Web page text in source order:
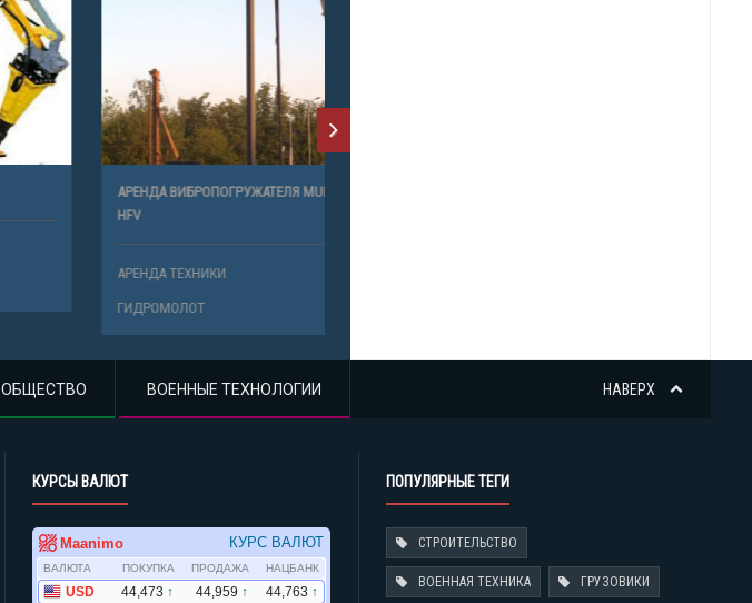
АРЕНДА ВИБРОПОГРУЖАТЕЛЯ MULLER MS-24
АРЕНДА ТЕХНИКИ
ГИДРОМОЛОТ
НАВЕРХ
ОБЩЕСТВО ВОЕННЫЕ ТЕХНОЛОГИИ
КУРСЫ ВАЛЮТ ПОПУЛЯРНЫЕ ТЕГИ
СТРОИТЕЛЬСТВО
ВОЕННАЯ ТЕХНИКА ГРУЗОВИКИ